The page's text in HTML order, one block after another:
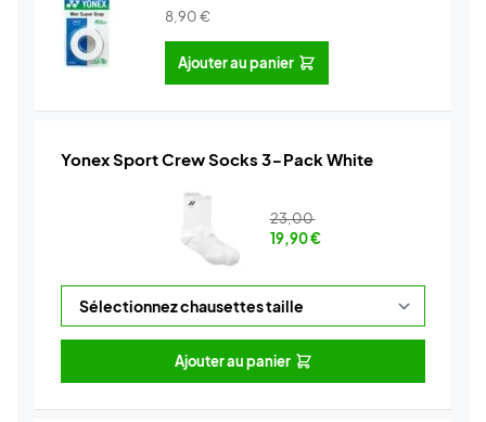
8,90€
Ajouter au panier
Yonex Sport Crew Socks 3-Pack White
23,00
19,90€
Ajouter au panier